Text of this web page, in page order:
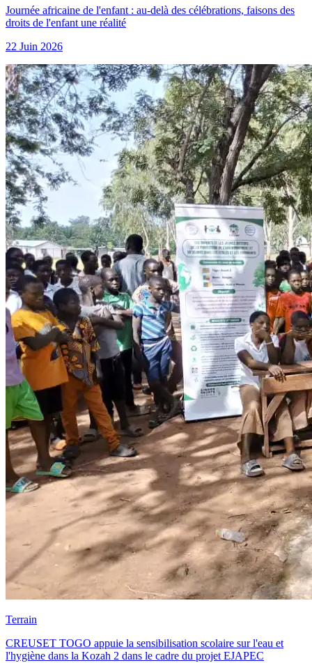
Journée africaine de l'enfant : au-delà des célébrations, faisons des
droits de l'enfant une réalité
22 Juin 2026
Terrain
CREUSET TOGO appuie la sensibilisation scolaire sur l'eau et
l'hygiène dans la Kozah 2 dans le cadre du projet EJAPEC